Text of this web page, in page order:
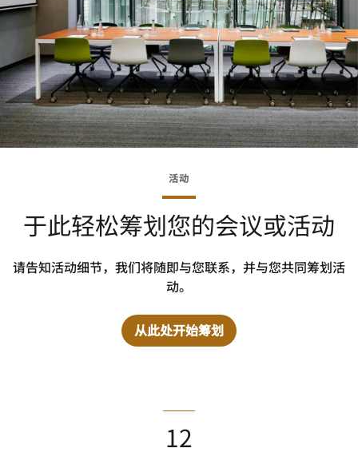
活动
于此轻松筹划您的会议或活动
请告知活动细节，我们将随即与您联系，并与您共同筹划活
动。
从此处开始筹划
12